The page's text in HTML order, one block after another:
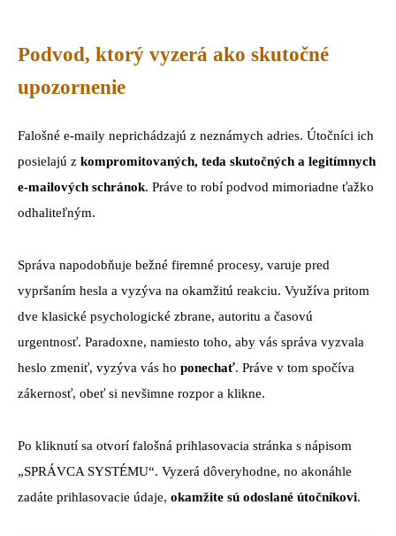
Podvod, ktorý vyzerá ako skutočné
upozornenie
Falošné e-maily neprichádzajú z neznámych adries. Útočníci ich
posielajú z kompromitovaných, teda skutočných a legitímnych
e-mailových schránok. Práve to robí podvod mimoriadne ťažko
odhaliteľným.
Správa napodobňuje bežné firemné procesy, varuje pred
vypršaním hesla a vyzýva na okamžitú reakciu. Využíva pritom
dve klasické psychologické zbrane, autoritu a časovú
urgentnosť. Paradoxne, namiesto toho, aby vás správa vyzvala
heslo zmeniť, vyzýva vás ho ponechať. Práve v tom spočíva
zákernosť, obeť si nevšimne rozpor a klikne.
Po kliknutí sa otvorí falošná prihlasovacia stránka s nápisom
„SPRÁVCA SYSTÉMU“. Vyzerá dôveryhodne, no akonáhle
zadáte prihlasovacie údaje, okamžite sú odoslané útočníkovi.